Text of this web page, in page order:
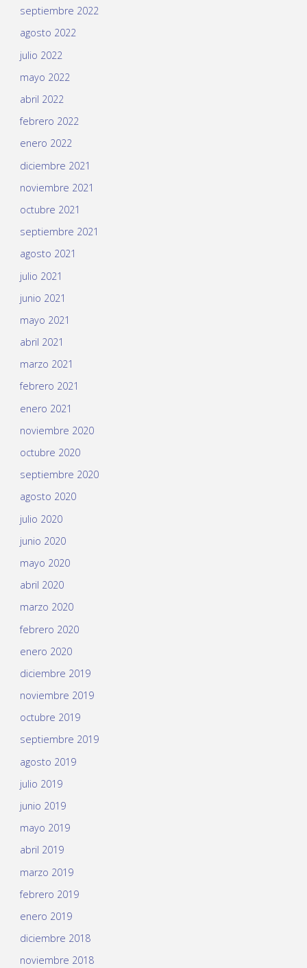
septiembre 2022
agosto 2022
julio 2022
mayo 2022
abril 2022
febrero 2022
enero 2022
diciembre 2021
noviembre 2021
octubre 2021
septiembre 2021
agosto 2021
julio 2021
junio 2021
mayo 2021
abril 2021
marzo 2021
febrero 2021
enero 2021
noviembre 2020
octubre 2020
septiembre 2020
agosto 2020
julio 2020
junio 2020
mayo 2020
abril 2020
marzo 2020
febrero 2020
enero 2020
diciembre 2019
noviembre 2019
octubre 2019
septiembre 2019
agosto 2019
julio 2019
junio 2019
mayo 2019
abril 2019
marzo 2019
febrero 2019
enero 2019
diciembre 2018
noviembre 2018